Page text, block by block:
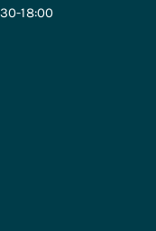
18:00